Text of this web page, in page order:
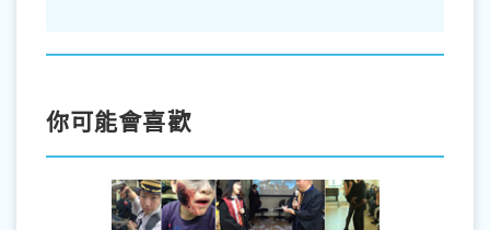
你可能會喜歡